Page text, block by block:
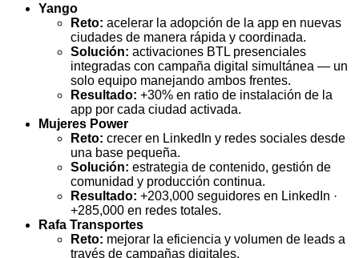
Yango
Reto: acelerar la adopción de la app en nuevas
ciudades de manera rápida y coordinada.
Solución: activaciones BTL presenciales
integradas con campaña digital simultánea — un
solo equipo manejando ambos frentes.
Resultado: +30% en ratio de instalación de la
app por cada ciudad activada.
Mujeres Power
Reto: crecer en LinkedIn y redes sociales desde
una base pequeña.
Solución: estrategia de contenido, gestión de
comunidad y producción continua.
Resultado: +203,000 seguidores en LinkedIn ·
+285,000 en redes totales.
Rafa Transportes
Reto: mejorar la eficiencia y volumen de leads a
través de campañas digitales.